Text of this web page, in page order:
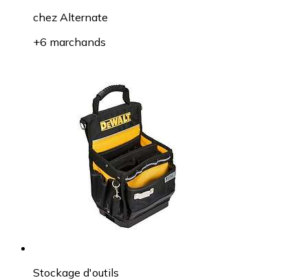
chez Alternate
+6 marchands
Stockage d'outils